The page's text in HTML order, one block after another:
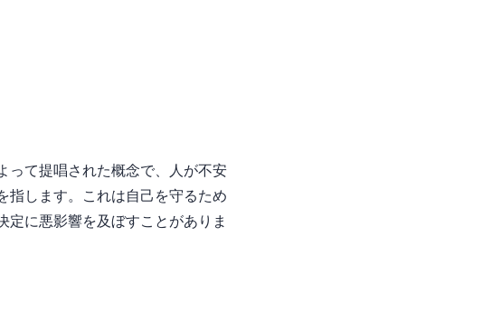
って提唱された概念で、人が不安
指します。これは自己を守るため
定に悪影響を及ぼすことがありま